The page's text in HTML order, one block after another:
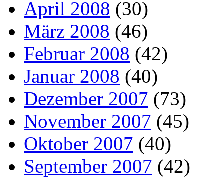
April 2008 (30)
März 2008 (46)
Februar 2008 (42)
Januar 2008 (40)
Dezember 2007 (73)
November 2007 (45)
Oktober 2007 (40)
September 2007 (42)